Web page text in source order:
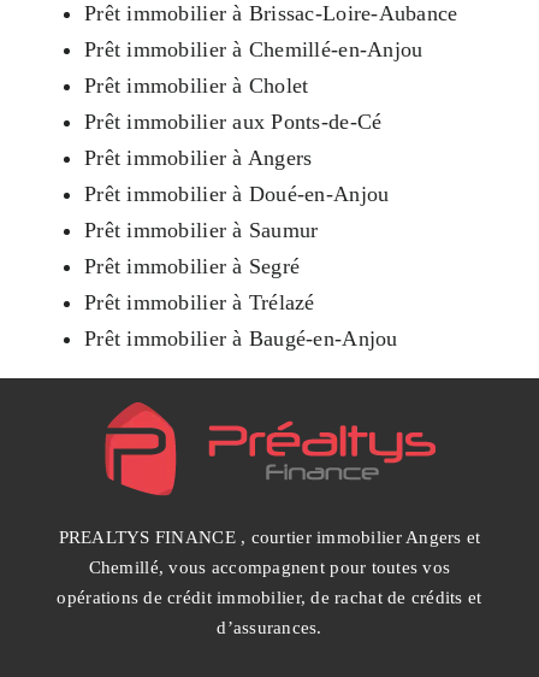
Prêt immobilier à Brissac-Loire-Aubance
Prêt immobilier à Chemillé-en-Anjou
Prêt immobilier à Cholet
Prêt immobilier aux Ponts-de-Cé
Prêt immobilier à Angers
Prêt immobilier à Doué-en-Anjou
Prêt immobilier à Saumur
Prêt immobilier à Segré
Prêt immobilier à Trélazé
Prêt immobilier à Baugé-en-Anjou
PREALTYS FINANCE , courtier immobilier Angers et
Chemillé, vous accompagnent pour toutes vos
opérations de crédit immobilier, de rachat de crédits et
d’assurances.